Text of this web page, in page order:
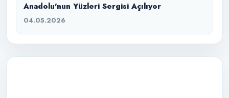
Anadolu'nun Yüzleri Sergisi Açılıyor
04.05.2026